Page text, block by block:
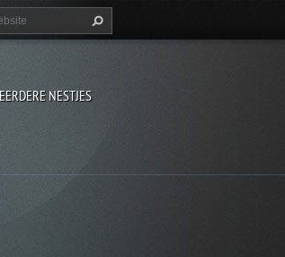
EERDERE NESTJES